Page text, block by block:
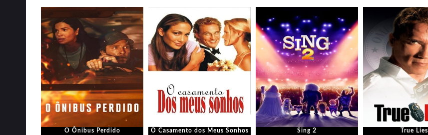
O Ônibus Perdido O Casamento dos Meus Sonhos Sing 2 True Lies